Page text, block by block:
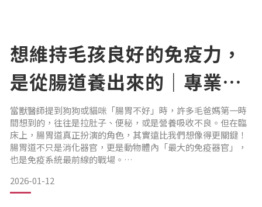
從日常行為，
想維持毛孩良好的免疫力，
是從腸道養出來的｜專業獸
醫—林孟潔
當獸醫師提到狗狗或貓咪「腸胃不好」時，許多毛爸媽第一時
間想到的，往往是拉肚子、便秘，或是營養吸收不良。但在臨
床上，腸胃道真正扮演的角色，其實遠比我們想像得更關鍵！
腸胃道不只是消化器官，更是動物體內「最大的免疫器官」，
也是免疫系統最前線的戰場。
為什麼腸道是免疫的第一道防線？
和心臟、腎臟這些被包覆在體內的器官不同，腸道的兩端會與
2026-01-12